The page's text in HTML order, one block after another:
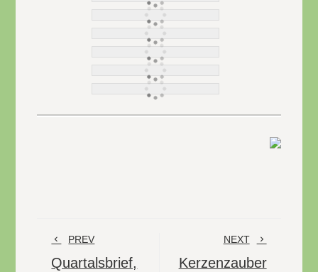
PREV
Quartalsbrief,
NEXT
Kerzenzauber